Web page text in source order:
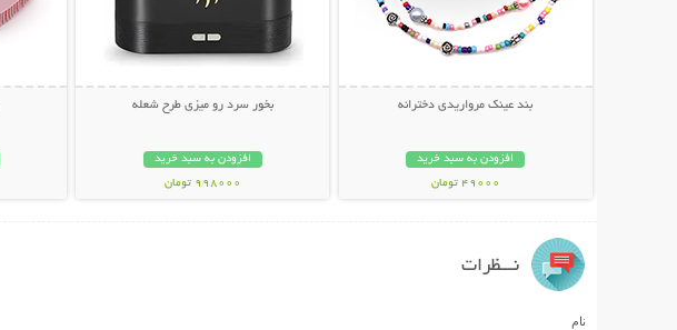
بند عینک مرواریدی دخترانه
افزودن به سبد خرید
49000 تومان
بخور سرد رو میزی طرح شعله
افزودن به سبد خرید
998000 تومان
نـــظرات
نام